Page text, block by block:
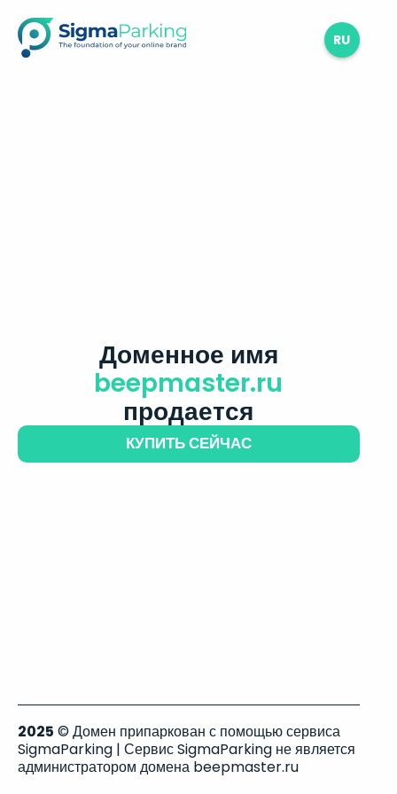
RU
Доменное имя
beepmaster.ru
продается
КУПИТЬ СЕЙЧАС
2025 © Домен припаркован с помощью сервиса
SigmaParking | Сервис SigmaParking не является
администратором домена beepmaster.ru